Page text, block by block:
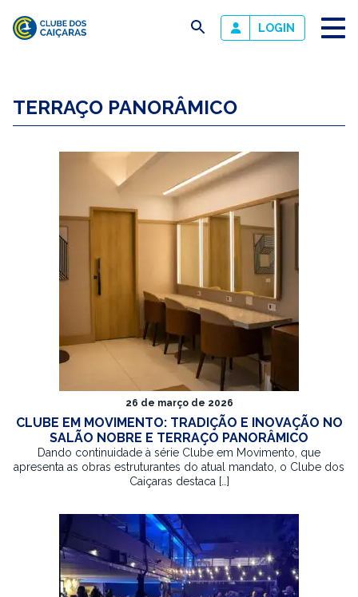
Caiçaras
busca LOGIN
TERRAÇO PANORÂMICO
26 de março de 2026
CLUBE EM MOVIMENTO: TRADIÇÃO E INOVAÇÃO NO
SALÃO NOBRE E TERRAÇO PANORÂMICO
Dando continuidade à série Clube em Movimento, que
apresenta as obras estruturantes do atual mandato, o Clube dos
Caiçaras destaca […]